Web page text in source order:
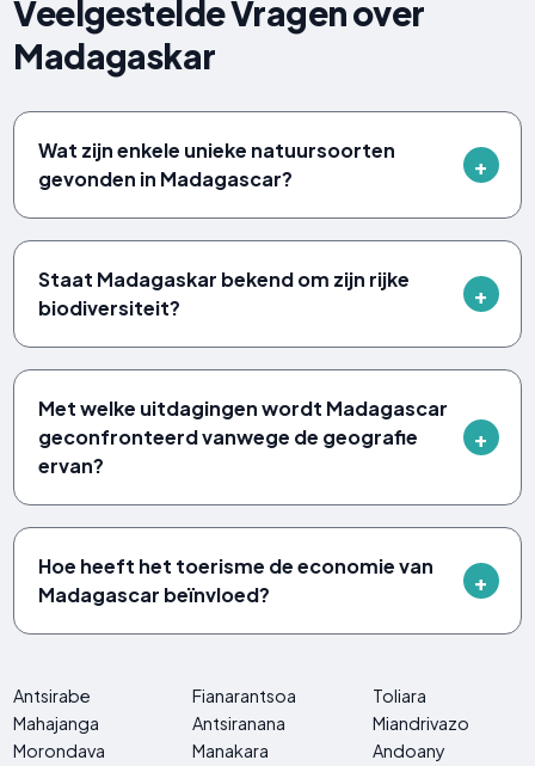
Veelgestelde Vragen over
Madagaskar
Wat zijn enkele unieke natuursoorten
gevonden in Madagascar?
Staat Madagaskar bekend om zijn rijke
biodiversiteit?
Met welke uitdagingen wordt Madagascar
geconfronteerd vanwege de geografie
ervan?
Hoe heeft het toerisme de economie van
Madagascar beïnvloed?
Antsirabe Fianarantsoa
Toliara
Mahajanga
Antsiranana
Miandrivazo
Morondava
Manakara
Andoany